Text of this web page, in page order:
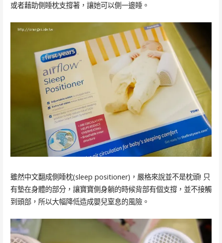
或者藉助側睡枕支撐著，讓她可以側一邊睡。
雖然中文翻成側睡枕(sleep positioner)，嚴格來說並不是枕頭! 只
有墊在身體的部分，讓寶寶側身躺的時候背部有個支撐，並不接觸
到頭部，所以大幅降低造成嬰兒窒息的風險。